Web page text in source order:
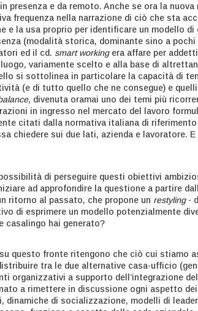
presenza e da remoto. Anche se ora la nuova
frequenza nella narrazione di ciò che sta
e la usa proprio per identificare un modello
(modalità storica, dominante sino a
ed il cd. smart workingera affare per
variamente scelto e alla base di
si sottolinea in particolare la capacità di
(e di tutto quello che ne consegue) e
, divenuta oramai uno dei temi più
in ingresso nel mercato del lavoro
citati dalla normativa italiana di riferimento
chiedere sui due lati, azienda e lavoratore.
di perseguire questi obiettivi
ad approfondire la questione a partire
ritorno al passato, che propone un restyling-
di esprimere un modello potenzialmente
casalingo hai generato?
questo fronte ritengono che ciò cui stiamo
tra le due alternative casa-ufficio
organizzativi a supporto dell’integrazione
a rimettere in discussione ogni aspetto
dinamiche di socializzazione, modelli di